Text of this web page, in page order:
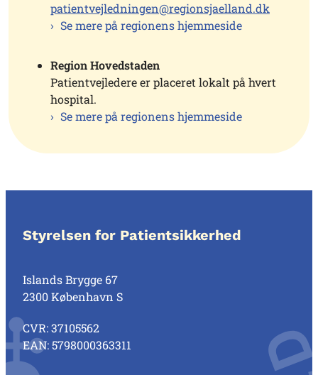
patientvejledningen@regionsjaelland.dk
Se mere på regionens hjemmeside
Region Hovedstaden
Patientvejledere er placeret lokalt på hvert
hospital.
Se mere på regionens hjemmeside
Styrelsen for Patientsikkerhed
Islands Brygge 67
2300 København S
CVR: 37105562
EAN: 5798000363311